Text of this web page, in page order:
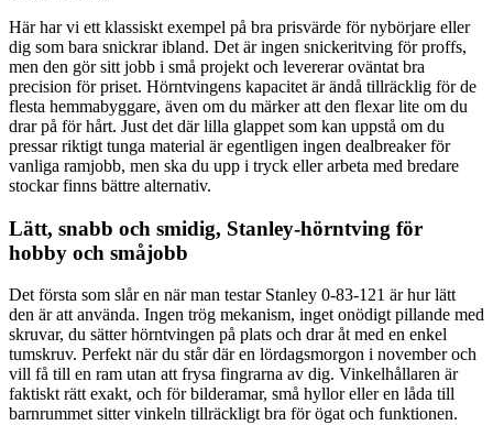
Här har vi ett klassiskt exempel på bra prisvärde för nybörjare eller
dig som bara snickrar ibland. Det är ingen snickeritving för proffs,
men den gör sitt jobb i små projekt och levererar oväntat bra
precision för priset. Hörntvingens kapacitet är ändå tillräcklig för de
flesta hemmabyggare, även om du märker att den flexar lite om du
drar på för hårt. Just det där lilla glappet som kan uppstå om du
pressar riktigt tunga material är egentligen ingen dealbreaker för
vanliga ramjobb, men ska du upp i tryck eller arbeta med bredare
stockar finns bättre alternativ.
Lätt, snabb och smidig, Stanley-hörntving för
hobby och småjobb
Det första som slår en när man testar Stanley 0-83-121 är hur lätt
den är att använda. Ingen trög mekanism, inget onödigt pillande med
skruvar, du sätter hörntvingen på plats och drar åt med en enkel
tumskruv. Perfekt när du står där en lördagsmorgon i november och
vill få till en ram utan att frysa fingrarna av dig. Vinkelhållaren är
faktiskt rätt exakt, och för bilderamar, små hyllor eller en låda till
barnrummet sitter vinkeln tillräckligt bra för ögat och funktionen.